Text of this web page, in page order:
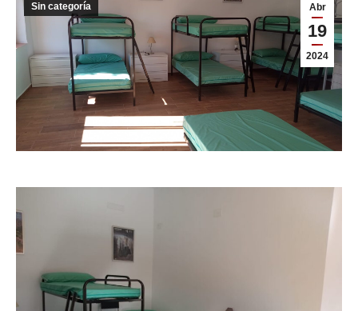
Abr
19
2024
Sin categoría